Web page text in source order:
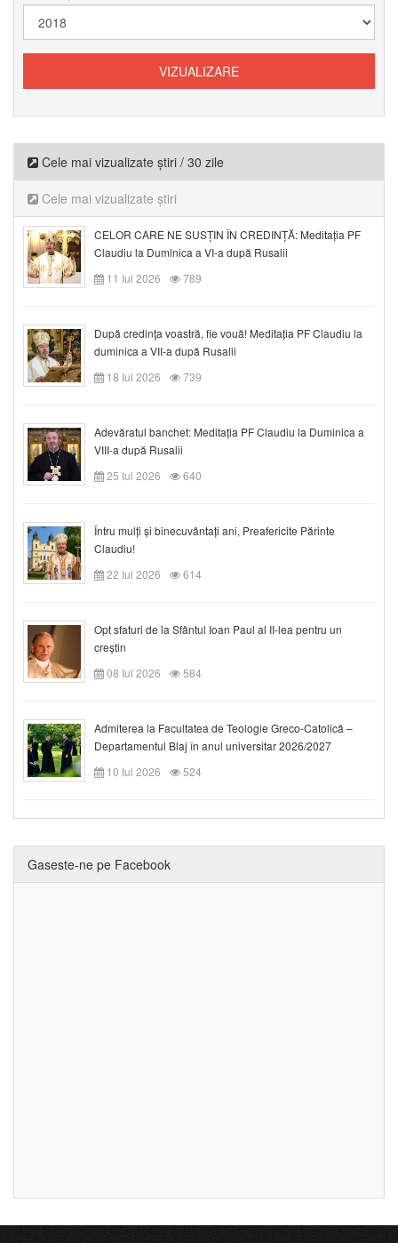
Cele mai vizualizate știri / 30 zile
Cele mai vizualizate știri
CELOR CARE NE SUSȚIN ÎN CREDINȚĂ: Meditația PF
Claudiu la Duminica a VI-a după Rusalii
11 Iul 2026
789
După credinţa voastră, fie vouă! Meditația PF Claudiu la
duminica a VII-a după Rusalii
18 Iul 2026
739
Adevăratul banchet: Meditația PF Claudiu la Duminica a
VIII-a după Rusalii
25 Iul 2026
640
Întru mulți și binecuvântați ani, Preafericite Părinte
Claudiu!
22 Iul 2026
614
Opt sfaturi de la Sfântul Ioan Paul al II-lea pentru un
creștin
08 Iul 2026
584
Admiterea la Facultatea de Teologie Greco-Catolică –
Departamentul Blaj în anul universitar 2026/2027
10 Iul 2026
524
Gaseste-ne pe Facebook